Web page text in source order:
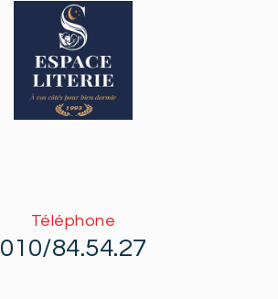
Téléphone
010/84.54.27